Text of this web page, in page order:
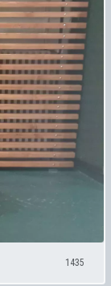
1435